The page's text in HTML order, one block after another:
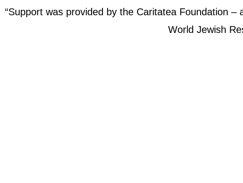
“Support was provided by the Caritatea Foundation
World Jewish